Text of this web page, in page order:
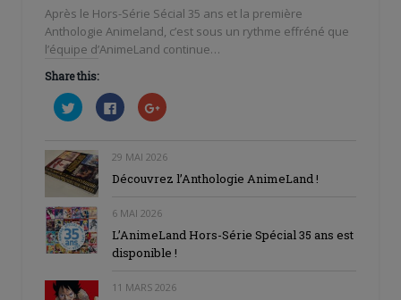
Après le Hors-Série Sécial 35 ans et la première
Anthologie Animeland, c’est sous un rythme effréné que
l’équipe d’AnimeLand continue…
Share this:
Cliquez
pour
partager
Twitter(ouvre
dans
une
nouvelle
fenêtre)
Cliquez
pour
partager
dans
nouvelle
Cliquez
pour
(ouvre
une
29 MAI 2026
Découvrez l’Anthologie AnimeLand !
6 MAI 2026
L’AnimeLand Hors-Série Spécial 35 ans est
disponible !
11 MARS 2026